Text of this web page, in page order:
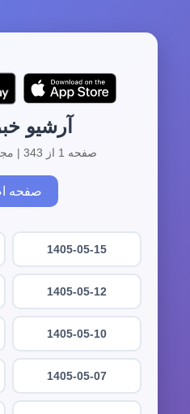
آرشیو
صفحه 1 از 343 | مجموع 3424 آرشیو
صفحه
1405-05-15
1405-05-12
1405-05-10
1405-05-07